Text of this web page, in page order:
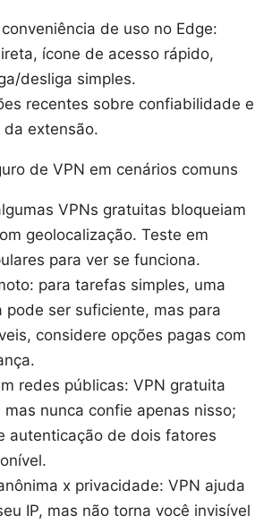
de uso no Edge:
ícone de acesso rápido,
desliga simples.
recentes sobre confiabilidade e
extensão.
de VPN em cenários comuns
VPNs gratuitas bloqueiam
geolocalização. Teste em
para ver se funciona.
para tarefas simples, uma
pode ser suficiente, mas para
considere opções pagas com
redes públicas: VPN gratuita
mas nunca confie apenas nisso;
autenticação de dois fatores
x privacidade: VPN ajuda
IP, mas não torna você invisível